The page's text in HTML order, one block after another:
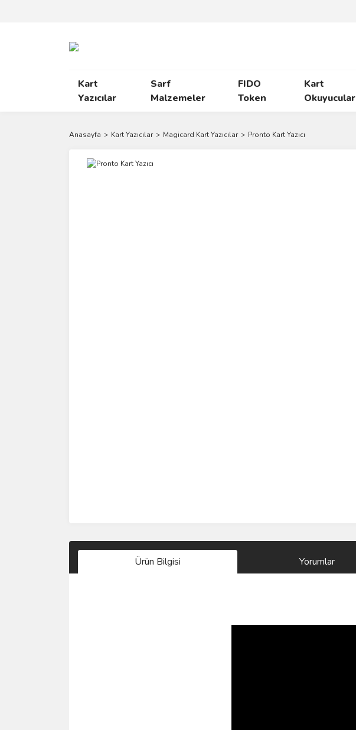
Kart
Yazıcılar
Sarf
Malzemeler
FIDO
Token
Kart
Okuyucular
Anasayfa Kart Yazıcılar Magicard Kart Yazıcılar Pronto Kart Yazıcı
Ürün Bilgisi Yorumlar